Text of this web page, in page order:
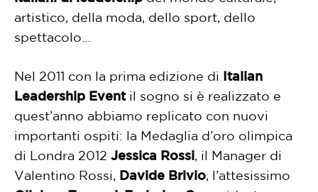
artistico, della moda, dello sport, dello
spettacolo…
Nel 2011 con la prima edizione di Italian
Leadership Eventil sogno si è realizzato e
quest’anno abbiamo replicato con nuovi
importanti ospiti: la Medaglia d’oro olimpica
di Londra 2012 Jessica Rossi , il Manager di
Valentino Rossi, Davide Brivio , l’attesissimo